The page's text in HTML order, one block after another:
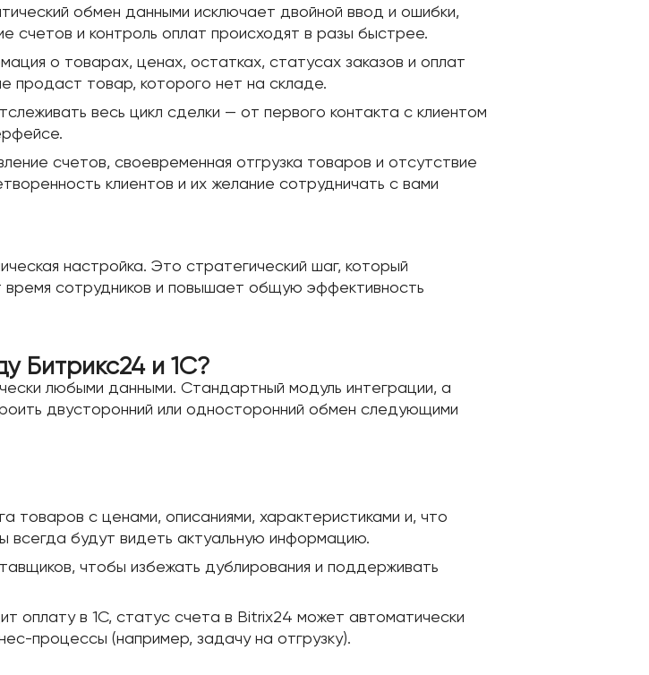
обмен данными исключает двойной ввод и ошибки,
счетов и контроль оплат происходят в разы быстрее.
о товарах, ценах, остатках, статусах заказов и оплат
продаст товар, которого нет на складе.
весь цикл сделки — от первого контакта с клиентом
счетов, своевременная отгрузка товаров и отсутствие
клиентов и их желание сотрудничать с вами
настройка. Это стратегический шаг, который
сотрудников и повышает общую эффективность
Битрикс24 и 1С?
любыми данными. Стандартный модуль интеграции, а
двусторонний или односторонний обмен следующими
товаров с ценами, описаниями, характеристиками и, что
будут видеть актуальную информацию.
чтобы избежать дублирования и поддерживать
оплату в 1С, статус счета в Bitrix24 может автоматически
процессы (например, задачу на отгрузку).